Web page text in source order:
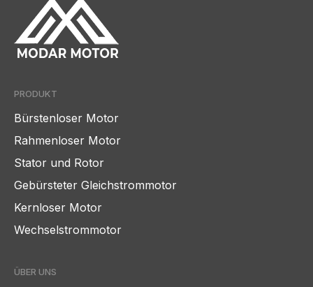
PRODUKT
Bürstenloser Motor
Rahmenloser Motor
Stator und Rotor
Gebürsteter Gleichstrommotor
Kernloser Motor
Wechselstrommotor
ÜBER UNS